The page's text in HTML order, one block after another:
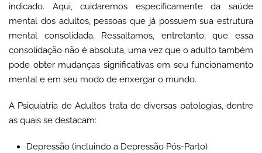
indicado. Aqui, cuidaremos especificamente da saúde
mental dos adultos, pessoas que já possuem sua estrutura
mental consolidada. Ressaltamos, entretanto, que essa
consolidação não é absoluta, uma vez que o adulto também
pode obter mudanças significativas em seu funcionamento
mental e em seu modo de enxergar o mundo.
A Psiquiatria de Adultos trata de diversas patologias, dentre
as quais se destacam:
Depressão (incluindo a Depressão Pós-Parto)